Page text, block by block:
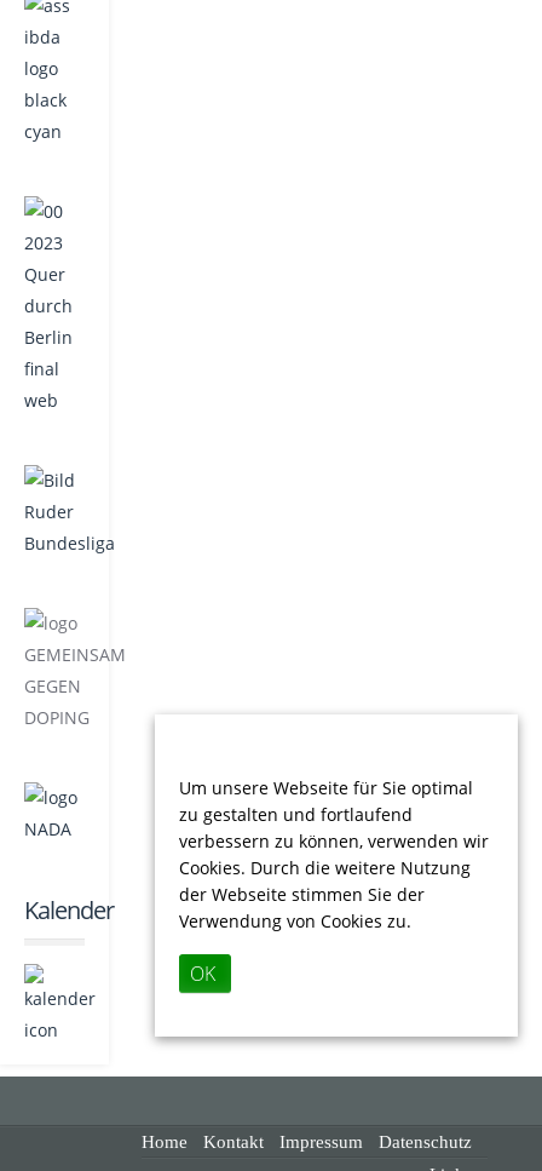
Kalender
Home Kontakt Impressum
Datenschutz
Um unsere Webseite für Sie optimal
zu gestalten und fortlaufend
verbessern zu können, verwenden wir
Cookies. Durch die weitere Nutzung
der Webseite stimmen Sie der
Verwendung von Cookies zu.
OK